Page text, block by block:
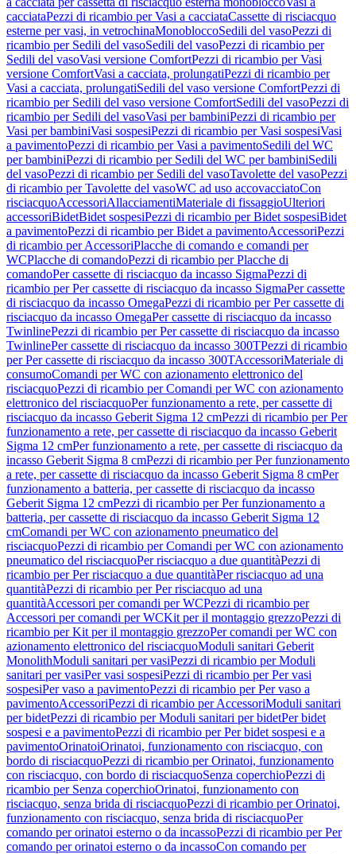
cacciataPezzi di ricambio per Vasi a cacciataCassette di risciacquo
esterne per vasi, in vetrochinaMonobloccoSedili del vasoPezzi di
ricambio per Sedili del vasoSedili del vasoPezzi di ricambio per
Sedili del vasoVasi versione ComfortPezzi di ricambio per Vasi
versione ComfortVasi a cacciata, prolungatiPezzi di ricambio per
Vasi a cacciata, prolungatiSedili del vaso versione ComfortPezzi di
ricambio per Sedili del vaso versione ComfortSedili del vasoPezzi di
ricambio per Sedili del vasoVasi per bambiniPezzi di ricambio per
Vasi per bambiniVasi sospesiPezzi di ricambio per Vasi sospesiVasi
a pavimentoPezzi di ricambio per Vasi a pavimentoSedili del WC
per bambiniPezzi di ricambio per Sedili del WC per bambiniSedili
del vasoPezzi di ricambio per Sedili del vasoTavolette del vasoPezzi
di ricambio per Tavolette del vasoWC ad uso accovacciatoCon
risciacquoAccessoriAllacciamentiMateriale di fissaggioUlteriori
accessoriBidetBidet sospesiPezzi di ricambio per Bidet sospesiBidet
a pavimentoPezzi di ricambio per Bidet a pavimentoAccessoriPezzi
di ricambio per AccessoriPlacche di comando e comandi per
WCPlacche di comandoPezzi di ricambio per Placche di
comandoPer cassette di risciacquo da incasso SigmaPezzi di
ricambio per Per cassette di risciacquo da incasso SigmaPer cassette
di risciacquo da incasso OmegaPezzi di ricambio per Per cassette di
risciacquo da incasso OmegaPer cassette di risciacquo da incasso
TwinlinePezzi di ricambio per Per cassette di risciacquo da incasso
TwinlinePer cassette di risciacquo da incasso 300TPezzi di ricambio
per Per cassette di risciacquo da incasso 300TAccessoriMateriale di
consumoComandi per WC con azionamento elettronico del
risciacquoPezzi di ricambio per Comandi per WC con azionamento
elettronico del risciacquoPer funzionamento a rete, per cassette di
risciacquo da incasso Geberit Sigma 12 cmPezzi di ricambio per Per
funzionamento a rete, per cassette di risciacquo da incasso Geberit
Sigma 12 cmPer funzionamento a rete, per cassette di risciacquo da
incasso Geberit Sigma 8 cmPezzi di ricambio per Per funzionamento
a rete, per cassette di risciacquo da incasso Geberit Sigma 8 cmPer
funzionamento a batteria, per cassette di risciacquo da incasso
Geberit Sigma 12 cmPezzi di ricambio per Per funzionamento a
batteria, per cassette di risciacquo da incasso Geberit Sigma 12
cmComandi per WC con azionamento pneumatico del
risciacquoPezzi di ricambio per Comandi per WC con azionamento
pneumatico del risciacquoPer risciacquo a due quantitàPezzi di
ricambio per Per risciacquo a due quantitàPer risciacquo ad una
quantitàPezzi di ricambio per Per risciacquo ad una
quantitàAccessori per comandi per WCPezzi di ricambio per
Accessori per comandi per WCKit per il montaggio grezzoPezzi di
ricambio per Kit per il montaggio grezzoPer comandi per WC con
azionamento elettronico del risciacquoModuli sanitari Geberit
MonolithModuli sanitari per vasiPezzi di ricambio per Moduli
sanitari per vasiPer vasi sospesiPezzi di ricambio per Per vasi
sospesiPer vaso a pavimentoPezzi di ricambio per Per vaso a
pavimentoAccessoriPezzi di ricambio per AccessoriModuli sanitari
per bidetPezzi di ricambio per Moduli sanitari per bidetPer bidet
sospesi e a pavimentoPezzi di ricambio per Per bidet sospesi e a
pavimentoOrinatoiOrinatoi, funzionamento con risciacquo, con
bordo di risciacquoPezzi di ricambio per Orinatoi, funzionamento
con risciacquo, con bordo di risciacquoSenza coperchioPezzi di
ricambio per Senza coperchioOrinatoi, funzionamento con
risciacquo, senza brida di risciacquoPezzi di ricambio per Orinatoi,
funzionamento con risciacquo, senza brida di risciacquoPer
comando per orinatoi esterno o da incassoPezzi di ricambio per Per
comando per orinatoi esterno o da incassoCon comando per